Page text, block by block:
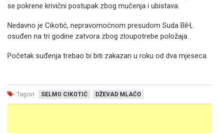
se pokrene krivični postupak zbog mučenja i ubistava.
Nedavno je Cikotić, nepravomoćnom presudom Suda BiH,
osuđen na tri godine zatvora zbog zloupotrebe položaja.
Početak suđenja trebao bi biti zakazan u roku od dva mjeseca.
Tagovi: SELMO CIKOTIĆ DŽEVAD MLAĆO